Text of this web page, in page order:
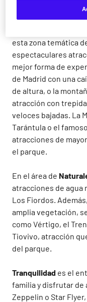
como Abismo. Con
velocidad de
esta zona temática
espectaculares
mejor forma de
de Madrid con una
de altura, o la
atracción con
veloces bajadas. La
Tarántula o el
atracciones de
el parque.
En el área de
atracciones de agua
Los Fiordos.
amplia vegetación,
como Vértigo, el
Tiovivo, atracción
del parque.
Tranquilidad es el
familia y disfrutar de
Zeppelin o Star